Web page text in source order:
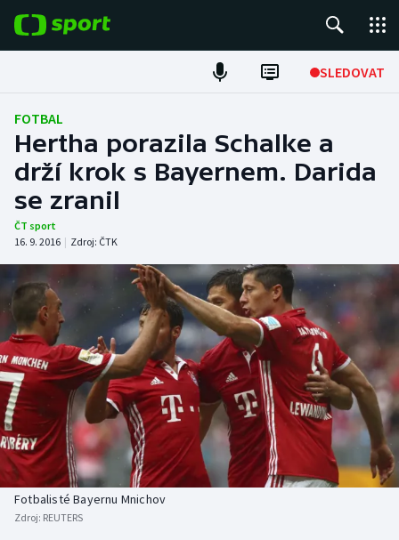
SLEDOVAT
Fotbal
Hokej
Tenis
Atletika
Cyklistika
DALŠÍ SPORTY
Americký fotbal
Baseball a softbal
Basketbal
Biatlon
NEPŘEHLÉDNĚTE
Soutěže
Historické návraty
Aplikace ČT sport
FOTBAL
Hertha porazila Schalke a
drží krok s Bayernem. Darida
se zranil
ČT sport
16. 9. 2016 | Zdroj: ČTK
Fotbalisté Bayernu Mnichov
Zdroj: REUTERS